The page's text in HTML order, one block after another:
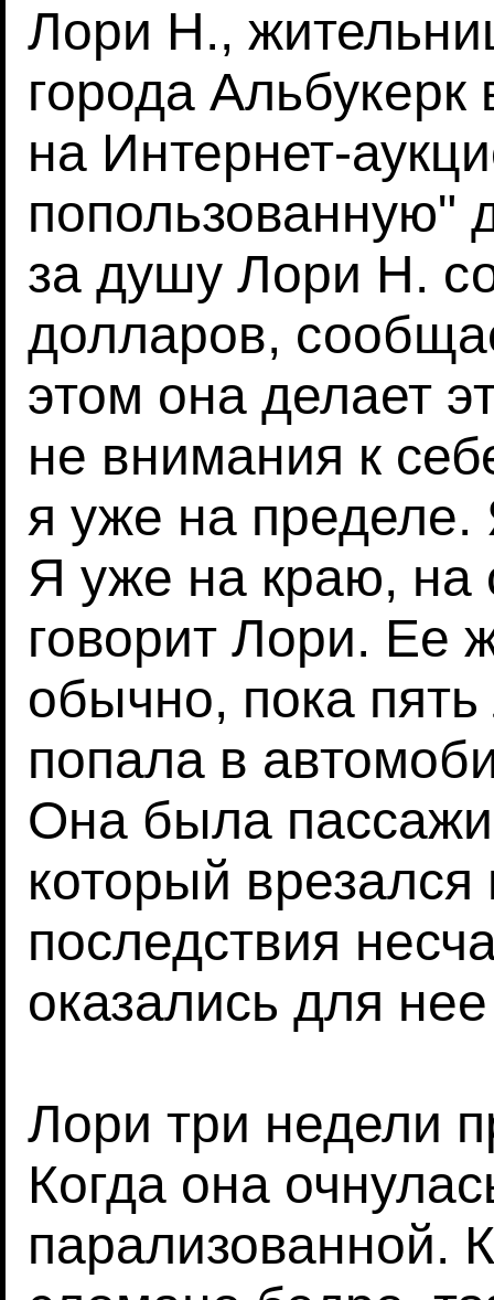
Лори Н.,
города
на Интернет-
попользованную"
за душу Лори Н.
долларов,
этом она делает
не внимания к
я уже на
Я уже на краю, на
говорит Лори. Ее
обычно, пока
попала в
Она была
который
последствия
оказались для
Лори три недели
Когда она
парализованной.